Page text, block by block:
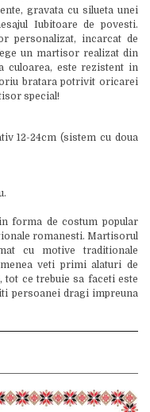
gravata cu silueta unei
Iubitoare de povesti.
personalizat, incarcat de
un martisor realizat din
culoarea, este rezistent in
bratara potrivit oricarei
special!
12-24cm (sistem cu doua
forma de costum popular
romanesti. Martisorul
cu motive traditionale
veti primi alaturi de
ce trebuie sa faceti este
persoanei dragi impreuna